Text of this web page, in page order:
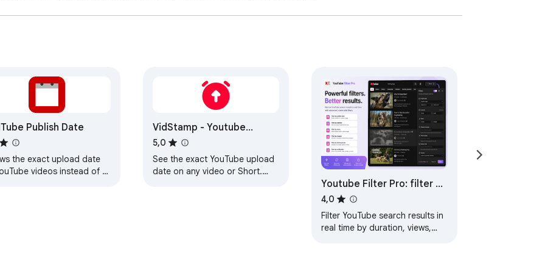
across devices.
refund.
/ OnceClip / OnceKeeper / OncePing / OnceTool)
page
Publish Date
the exact upload date
videos instead of "4
VidStamp - Youtube
Upload Date Viewer
5,0
See the exact YouTube upload
date on any video or Short.
Youtube Filter Pro: filter by
views, duration, date, and
more
4,0
Filter YouTube search results in
real time by duration, views,